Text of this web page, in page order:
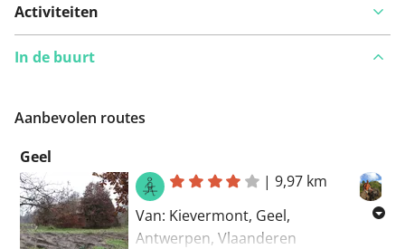
Activiteiten
In de buurt
Aanbevolen routes
Geel
|9,97 km
Van: Kievermont, Geel,
Antwerpen, Vlaanderen